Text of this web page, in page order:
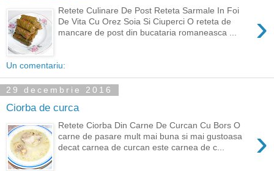
›
Retete Culinare De Post Reteta Sarmale In Foi
De Vita Cu Orez Soia Si Ciuperci O reteta de
mancare de post din bucataria romaneasca ...
Un comentariu:
29 decembrie 2016
Ciorba de curca
›
Retete Ciorba Din Carne De Curcan Cu Bors O
carne de pasare mult mai buna si mai gustoasa
decat carnea de curcan este carnea de c...